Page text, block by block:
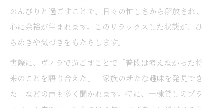
のんびりと過ごすことで、日々の忙しさから解放され、
心に余裕が生まれます。このリラックスした状態が、ひ
らめきや気づきをもたらします。
実際に、ヴィラで過ごすことで「普段は考えなかった将
来のことを語り合えた」「家族の新たな趣味を発見でき
た」などの声も多く聞かれます。特に、一棟貸しのプラ